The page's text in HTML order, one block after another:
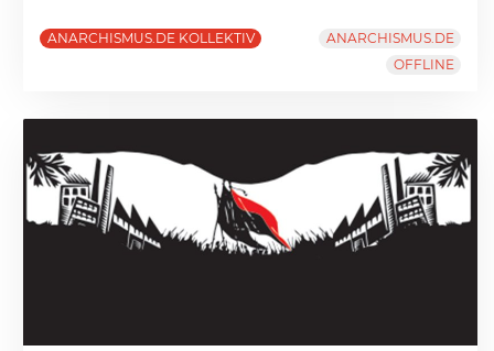
ANARCHISMUS.DE KOLLEKTIV
ANARCHISMUS.DE
OFFLINE